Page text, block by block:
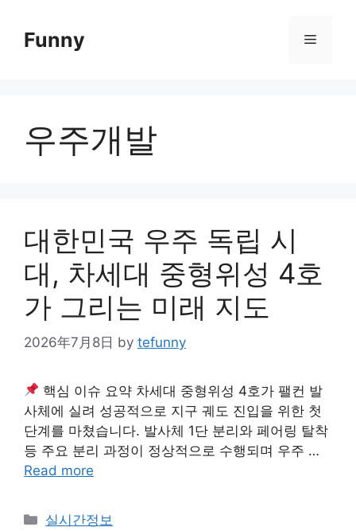
contentFunny Menu
우주개발
대한민국 우주 독립 시
대, 차세대 중형위성 4호
가 그리는 미래 지도
2026年7月8日 by tefunny
핵심 이슈 요약 차세대 중형위성 4호가 팰컨 발
사체에 실려 성공적으로 지구 궤도 진입을 위한 첫
단계를 마쳤습니다. 발사체 1단 분리와 페어링 탈착
등 주요 분리 과정이 정상적으로 수행되며 우주 …
Read more
Categories
실시간정보